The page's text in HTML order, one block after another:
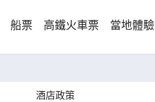
船票 高鐵火車票 當地體驗
酒店政策